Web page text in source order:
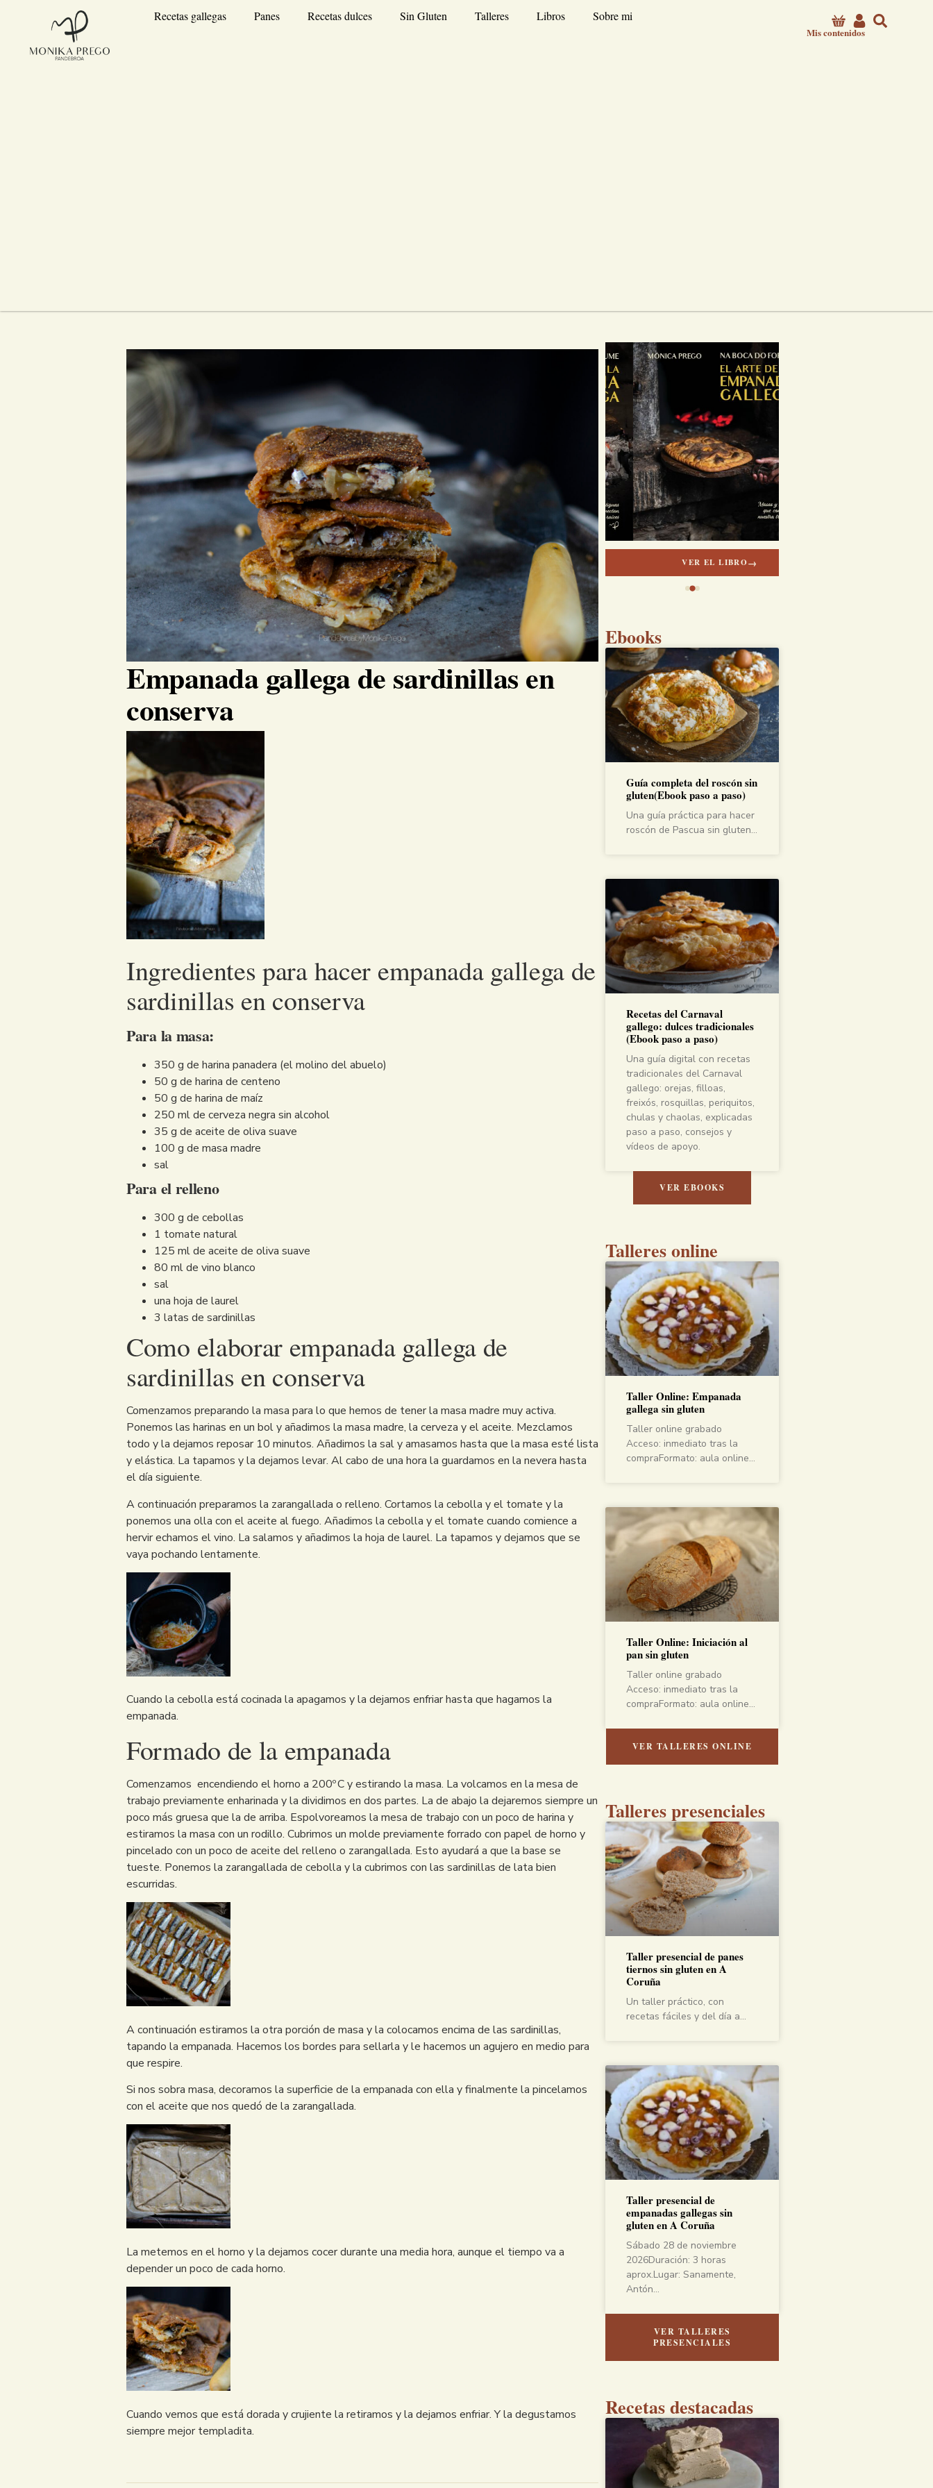
Recetas gallegas Panes Recetas dulces Sin Gluten Talleres Libros Sobre mi
Mis contenidos
Empanada gallega de sardinillas en
conserva
Ingredientes para hacer empanada gallega de
sardinillas en conserva
Para la masa:
350 g de harina panadera (el molino del abuelo)
50 g de harina de centeno
50 g de harina de maíz
250 ml de cerveza negra sin alcohol
35 g de aceite de oliva suave
100 g de masa madre
sal
Para el relleno
300 g de cebollas
1 tomate natural
125 ml de aceite de oliva suave
80 ml de vino blanco
sal
una hoja de laurel
3 latas de sardinillas
Como elaborar empanada gallega de
sardinillas en conserva
Comenzamos preparando la masa para lo que hemos de tener la masa madre muy activa.
Ponemos las harinas en un bol y añadimos la masa madre, la cerveza y el aceite. Mezclamos
todo y la dejamos reposar 10 minutos. Añadimos la sal y amasamos hasta que la masa esté lista
y elástica. La tapamos y la dejamos levar. Al cabo de una hora la guardamos en la nevera hasta
el día siguiente.
A continuación preparamos la zarangallada o relleno. Cortamos la cebolla y el tomate y la
ponemos una olla con el aceite al fuego. Añadimos la cebolla y el tomate cuando comience a
hervir echamos el vino. La salamos y añadimos la hoja de laurel. La tapamos y dejamos que se
vaya pochando lentamente.
Cuando la cebolla está cocinada la apagamos y la dejamos enfriar hasta que hagamos la
empanada.
Formado de la empanada
Comenzamos encendiendo el horno a 200º C y estirando la masa. La volcamos en la mesa de
trabajo previamente enharinada y la dividimos en dos partes. La de abajo la dejaremos siempre un
poco más gruesa que la de arriba. Espolvoreamos la mesa de trabajo con un poco de harina y
estiramos la masa con un rodillo. Cubrimos un molde previamente forrado con papel de horno y
pincelado con un poco de aceite del relleno o zarangallada. Esto ayudará a que la base se
tueste. Ponemos la zarangallada de cebolla y la cubrimos con las sardinillas de lata bien
escurridas.
A continuación estiramos la otra porción de masa y la colocamos encima de las sardinillas,
tapando la empanada. Hacemos los bordes para sellarla y le hacemos un agujero en medio para
que respire.
Si nos sobra masa, decoramos la superficie de la empanada con ella y finalmente la pincelamos
con el aceite que nos quedó de la zarangallada.
La metemos en el horno y la dejamos cocer durante una media hora, aunque el tiempo va a
depender un poco de cada horno.
Cuando vemos que está dorada y crujiente la retiramos y la dejamos enfriar. Y la degustamos
siempre mejor templadita.
VER EL LIBRO → VER EL LIBRO→
Ebooks
Guía completa del roscón sin
gluten(Ebook paso a paso)
Una guía práctica para hacer
roscón de Pascua sin gluten…
Recetas del Carnaval
gallego: dulces tradicionales
(Ebook paso a paso)
Una guía digital con recetas
tradicionales del Carnaval
gallego: orejas, filloas,
freixós, rosquillas, periquitos,
chulas y chaolas, explicadas
paso a paso, consejos y
vídeos de apoyo.
VER EBOOKS
Talleres online
Taller Online: Empanada
gallega sin gluten
Taller online grabado
Acceso: inmediato tras la
compraFormato: aula online…
Taller Online: Iniciación al
pan sin gluten
Taller online grabado
Acceso: inmediato tras la
compraFormato: aula online…
VER TALLERES ONLINE
Talleres presenciales
Taller presencial de panes
tiernos sin gluten en A
Coruña
Un taller práctico, con
recetas fáciles y del día a…
Taller presencial de
empanadas gallegas sin
gluten en A Coruña
Sábado 28 de noviembre
2026Duración: 3 horas
aprox.Lugar: Sanamente,
Antón…
VER TALLERES
PRESENCIALES
Recetas destacadas